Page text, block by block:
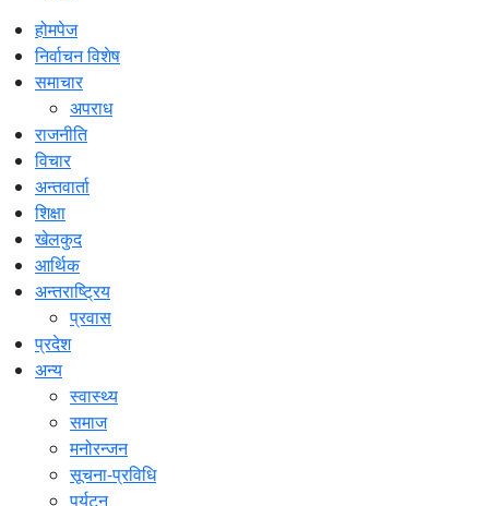
होमपेज
निर्वाचन विशेष
समाचार
अपराध
राजनीति
विचार
अन्तवार्ता
शिक्षा
खेलकुद
आर्थिक
अन्तराष्ट्रिय
प्रवास
प्रदेश
अन्य
स्वास्थ्य
समाज
मनोरन्जन
सूचना-प्रविधि
पर्यटन